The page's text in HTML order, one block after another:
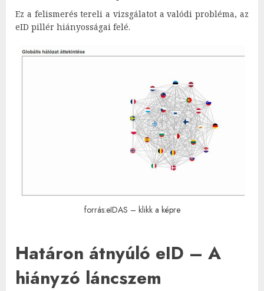
Ez a felismerés tereli a vizsgálatot a valódi probléma, az
eID pillér hiányosságai felé.
forrás:eIDAS – klikk a képre
Határon átnyúló eID – A
hiányzó láncszem